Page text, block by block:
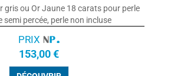
gris ou Or Jaune 18 carats pour perle
semi percée, perle non incluse
PRIX
153,00 €